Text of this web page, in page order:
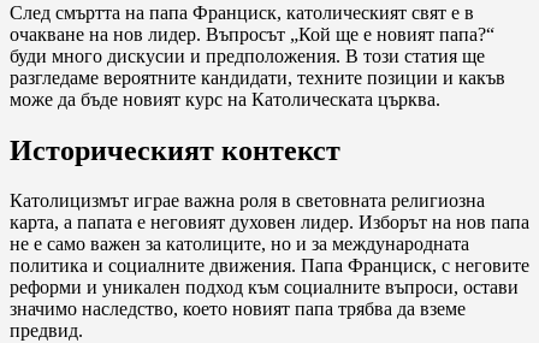
След смъртта на папа Франциск, католическият свят е в
очакване на нов лидер. Въпросът „Кой ще е новият папа?“
буди много дискусии и предположения. В този статия ще
разгледаме вероятните кандидати, техните позиции и какъв
може да бъде новият курс на Католическата църква.
Историческият контекст
Католицизмът играе важна роля в световната религиозна
карта, а папата е неговият духовен лидер. Изборът на нов папа
не е само важен за католиците, но и за международната
политика и социалните движения. Папа Франциск, с неговите
реформи и уникален подход към социалните въпроси, остави
значимо наследство, което новият папа трябва да вземе
предвид.